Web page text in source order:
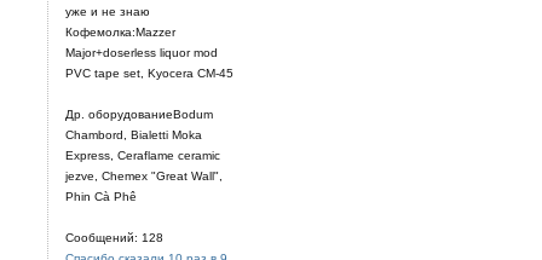
уже и не знаю
Кофемолка:Mazzer
Major+doserless liquor mod
PVC tape set, Kyocera CM-45
Др. оборудованиеBodum
Chambord, Bialetti Moka
Express, Ceraflame ceramic
jezve, Chemex "Great Wall",
Phin Cà Phê
Сообщений: 128